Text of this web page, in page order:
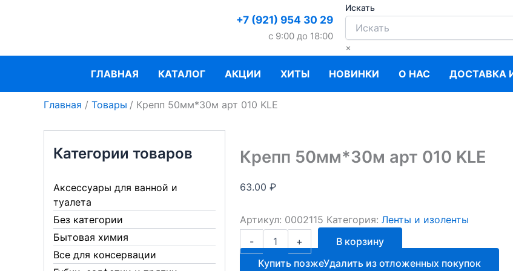
+7 (921) 954 30 29
c 9:00 до 18:00
Искать
×
ГЛАВНАЯ КАТАЛОГ АКЦИИ ХИТЫ НОВИНКИ О НАС ДОСТАВКА
Главная Товары Крепп 50мм*30м арт 010 KLE
Категории товаров
Аксессуары для ванной и
туалета
Без категории
Бытовая химия
Все для консервации
Крепп 50мм*30м арт 010 KLE
63.00 ₽
Артикул: 0002115 Категория: Ленты и изоленты
-
Количество
товара
Крепп
+
В корзину
Купить позжеУдалить из отложенных покупок